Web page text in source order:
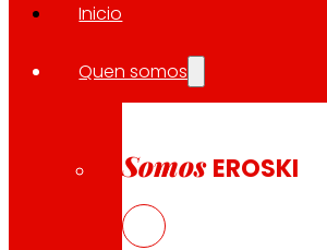
Inicio
Quen somos
Somos EROSKI
12.12.2025
EROSKI pecha o